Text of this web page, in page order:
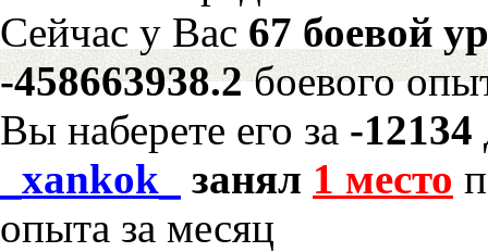
Сейчас у Вас 67 боевой
-458663938.2боевого
Вы наберете его за -12134
_xankok_
занял 1 место
опыта за месяц